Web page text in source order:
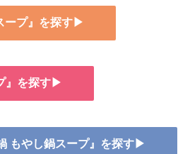
ープ』を探す▶
』を探す▶
もやし鍋スープ』を探す▶